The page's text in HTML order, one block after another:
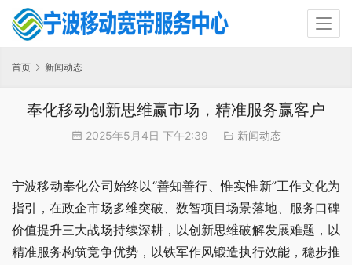
首页 新闻动态
奉化移动创新思维赢市场，精准服务赢客户
2025年5月4日 下午2:39 新闻动态
宁波移动奉化公司始终以“善知善行、惟实惟新”工作文化为
指引，在政企市场多维突破、数智项目场景落地、服务口碑
价值提升三大战场持续深耕，以创新思维破解发展难题，以
精准服务构筑竞争优势，以铁军作风锻造执行效能，稳步推